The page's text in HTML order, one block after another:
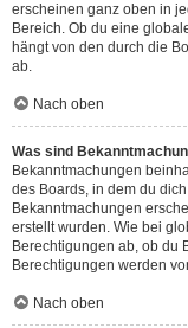
erscheinen ganz oben in
Bereich. Ob du eine
hängt von den durch die
ab.
Nach oben
Was sind
Bekanntmachungen
des Boards, in dem du
Bekanntmachungen
erstellt wurden. Wie bei
Berechtigungen ab, ob du
Berechtigungen werden
Nach oben